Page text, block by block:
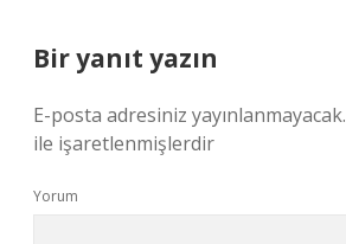
Bir yanıt yazın
E-posta adresiniz yayınlanmayacak.
ile işaretlenmişlerdir
Yorum